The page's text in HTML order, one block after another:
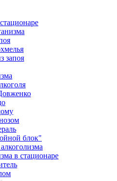
запоя
блок"
в стационаре